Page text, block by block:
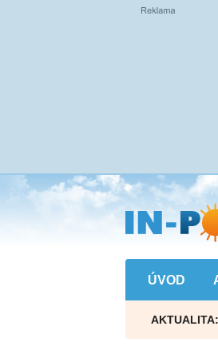
Přejít
na
hlavní
obsah
ÚVOD
AKTUALITA: